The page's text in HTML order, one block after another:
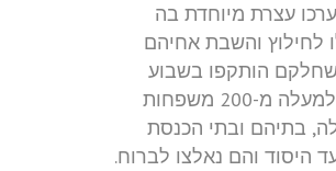
עצרת מיוחדת בה
לחילוץ והשבת אחיהם
שחלקם הותקפו בשבוע
שעבר, למעלה מ-200 משפחות
בתיהם ובתי הכנסת
היסוד והם נאלצו לברוח.